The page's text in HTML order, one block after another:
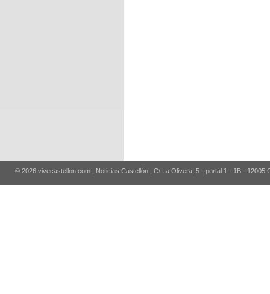
© 2026 vivecastellon.com | Noticias Castellón | C/ La Olivera, 5 - portal 1 - 1B - 12005